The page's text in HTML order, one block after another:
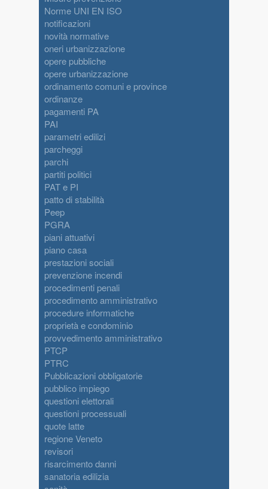
Norme UNI EN ISO
notificazioni
novità normative
oneri urbanizzazione
opere pubbliche
opere urbanizzazione
ordinamento comuni e province
ordinanze
pagamenti PA
PAI
parametri edilizi
parcheggi
parchi
partiti politici
PAT e PI
patto di stabilità
Peep
PGRA
piani attuativi
piano casa
prestazioni sociali
prevenzione incendi
procedimenti penali
procedimento amministrativo
procedure informatiche
proprietà e condominio
provvedimento amministrativo
PTCP
PTRC
Pubblicazioni obbligatorie
pubblico impiego
questioni elettorali
questioni processuali
quote latte
regione Veneto
revisori
risarcimento danni
sanatoria edilizia